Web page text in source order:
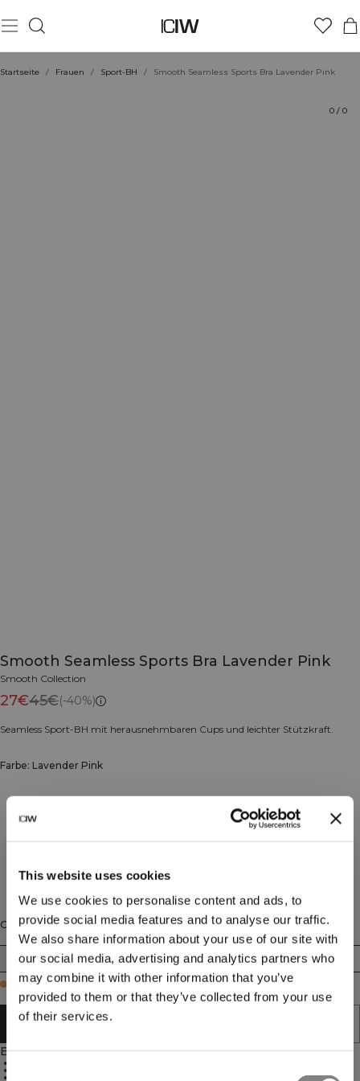
This website uses cookies
We use cookies to personalise content and ads, to
provide social media features and to analyse our traffic.
We also share information about your use of our site with
our social media, advertising and analytics partners who
may combine it with other information that you’ve
provided to them or that they’ve collected from your use
of their services.
Consent
Startseite / Frauen / Sport-BH / Smooth Seamless Sports Bra Lavender Pink
0 / 0
Smooth Seamless Sports Bra Lavender Pink
Smooth Collection
27€45€(-40%)
Seamless Sport-BH mit herausnehmbaren Cups und leichter Stützkraft.
Farbe: Lavender Pink
Größe
XS S M L XL XXL
Few in stock
IN DEN WARENKORB LEGEN
Beschreibung